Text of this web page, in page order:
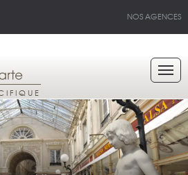
NOS AGENCES